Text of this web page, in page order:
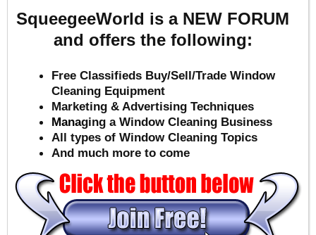
SqueegeeWorld is a NEW FORUM
and offers the following:
Free Classifieds Buy/Sell/Trade Window
Cleaning Equipment
Marketing & Advertising Techniques
Managing a Window Cleaning Business
All types of Window Cleaning Topics
And much more to come